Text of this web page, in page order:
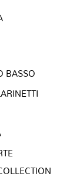
BASSO